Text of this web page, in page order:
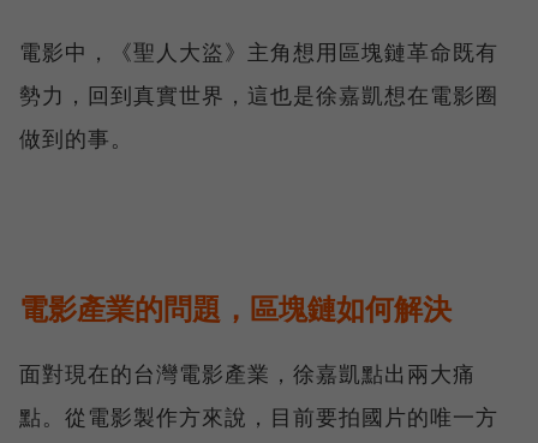
電影中，《聖人大盜》主角想用區塊鏈革命既有
勢力，回到真實世界，這也是徐嘉凱想在電影圈
做到的事。
電影產業的問題，區塊鏈如何解決
面對現在的台灣電影產業，徐嘉凱點出兩大痛
點。從電影製作方來說，目前要拍國片的唯一方